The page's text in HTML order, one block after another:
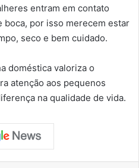
entram em contato
boca, por isso merecem estar
seco e bem cuidado.
doméstica valoriza o
atenção aos pequenos
na qualidade de vida.